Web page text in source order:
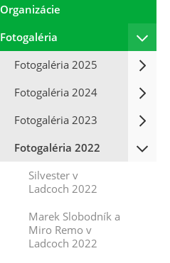
Organizácie
Fotogaléria
Fotogaléria 2025
Fotogaléria 2024
Fotogaléria 2023
Fotogaléria 2022
Silvester v
Ladcoch 2022
Marek Slobodník a
Miro Remo v
Ladcoch 2022